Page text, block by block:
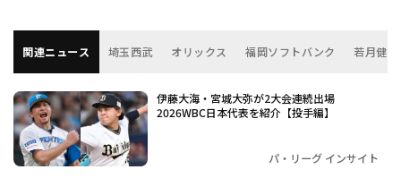
関連ニュース 埼玉西武 オリックス 福岡ソフトバンク 若月健矢
伊藤大海・宮城大弥が2大会連続出場
2026WBC日本代表を紹介【投手編】
パ・リーグ インサイト